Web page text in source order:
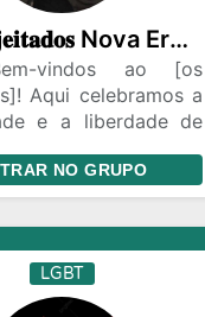
𝐎𝐬 𝐑𝐞𝐣𝐞𝐢𝐭𝐚𝐝𝐨𝐬 Nova Era by rodrigo
vindos ao [os
Aqui celebramos a
e a liberdade de
seguro e acolhedor
LGBTQIAPN+ e
discutirem,
histórias,
apoio e se
Seja para
NO GRUPO
LGBT